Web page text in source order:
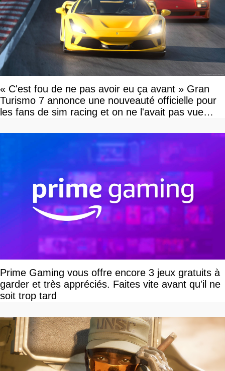
« C'est fou de ne pas avoir eu ça avant » Gran
Turismo 7 annonce une nouveauté officielle pour
les fans de sim racing et on ne l'avait pas vue
Prime Gaming vous offre encore 3 jeux gratuits à
garder et très appréciés. Faites vite avant qu'il ne
soit trop tard